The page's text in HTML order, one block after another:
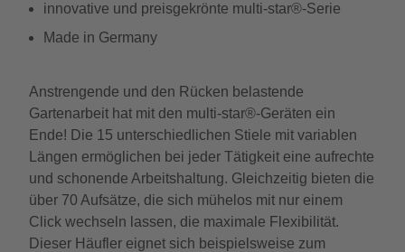
innovative und preisgekrönte multi-star®-Serie
Made in Germany
Anstrengende und den Rücken belastende
Gartenarbeit hat mit den multi-star®-Geräten ein
Ende! Die 15 unterschiedlichen Stiele mit variablen
Längen ermöglichen bei jeder Tätigkeit eine aufrechte
und schonende Arbeitshaltung. Gleichzeitig bieten die
über 70 Aufsätze, die sich mühelos mit nur einem
Click wechseln lassen, die maximale Flexibilität.
Dieser Häufler eignet sich beispielsweise zum